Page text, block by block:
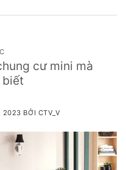
cư mini mà
biết
2023 BỞI CTV_V